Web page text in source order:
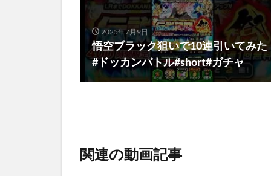
2025年7月9日
悟空ブラック狙いで10連引いてみた
#ドッカンバトル#short#ガチャ
関連の動画記事